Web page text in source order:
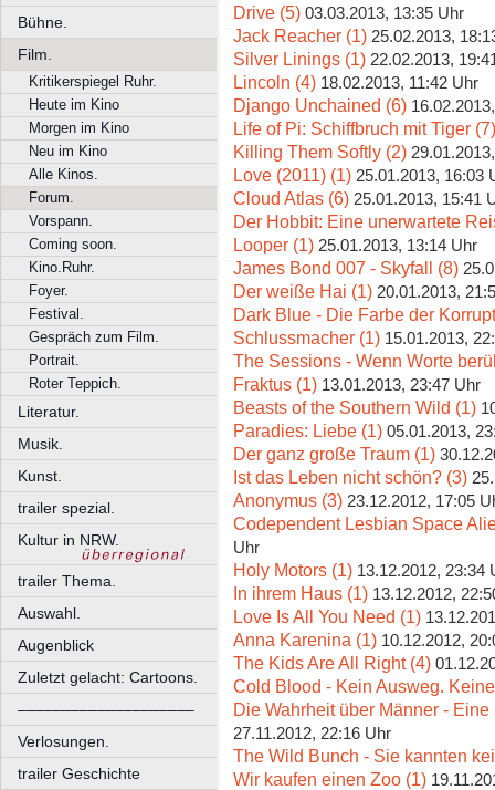
Bühne.
Film.
Kritikerspiegel Ruhr.
Heute im Kino
Morgen im Kino
Neu im Kino
Alle Kinos.
Forum.
Vorspann.
Coming soon.
Kino.Ruhr.
Foyer.
Festival.
Gespräch zum Film.
Portrait.
Roter Teppich.
Literatur.
Musik.
Kunst.
trailer spezial.
Kultur in NRW.
trailer Thema.
Auswahl.
Augenblick
Zuletzt gelacht: Cartoons.
––––––––––––––––––––
Verlosungen.
trailer Geschichte
Drive (5) 03.03.2013, 13:35 Uhr
Jack Reacher (1) 25.02.2013,
Silver Linings (1) 22.02.2013,
Lincoln (4) 18.02.2013, 11:42 Uhr
Django Unchained (6)
Life of Pi: Schiffbruch mit Tiger (7)
Killing Them Softly (2)
Love (2011) (1) 25.01.2013, 16:03
Cloud Atlas (6) 25.01.2013, 15:41
Der Hobbit: Eine unerwartete
Looper (1) 25.01.2013, 13:14 Uhr
James Bond 007 - Skyfall (8)
Der weiße Hai (1) 20.01.2013,
Dark Blue - Die Farbe der
Schlussmacher (1) 15.01.2013,
The Sessions - Wenn Worte
Fraktus (1) 13.01.2013, 23:47 Uhr
Beasts of the Southern Wild (1)
Paradies: Liebe (1) 05.01.2013,
Der ganz große Traum (1)
Ist das Leben nicht schön? (3)
Anonymus (3) 23.12.2012, 17:05
Codependent Lesbian Space
Uhr
Holy Motors (1) 13.12.2012, 23:34
In ihrem Haus (1) 13.12.2012,
Love Is All You Need (1)
Anna Karenina (1) 10.12.2012,
The Kids Are All Right (4)
Cold Blood - Kein Ausweg.
Die Wahrheit über Männer -
27.11.2012, 22:16 Uhr
The Wild Bunch - Sie kannten
Wir kaufen einen Zoo (1)